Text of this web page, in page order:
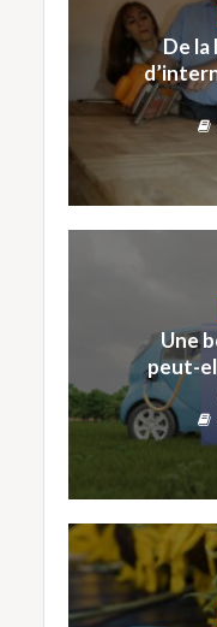
De
Une
peut-